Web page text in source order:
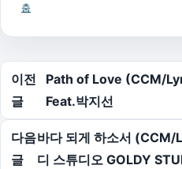
춤
글 탐색
이전
글
Path of Love (CCM/
Feat.박지선
다음
글
바다 되게 하소서
디 스튜디오 GOLDY